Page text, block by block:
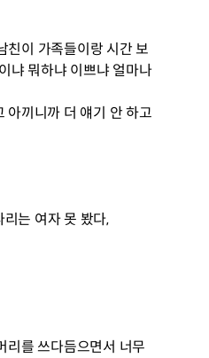
친이 가족들이랑 시간 보
냐 뭐하냐 이쁘냐 얼마나
아끼니까 더 얘기 안 하고
는 여자 못 봤다,
리를 쓰다듬으면서 너무